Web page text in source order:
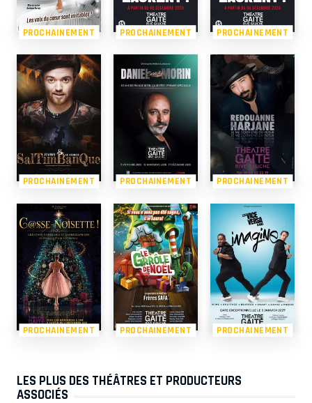
PROCHAINEMENT PROCHAINEMENT PROCHAINEMENT
PROCHAINEMENT PROCHAINEMENT PROCHAINEMENT
PROCHAINEMENT PROCHAINEMENT PROCHAINEMENT
LES PLUS DES THÉÂTRES ET PRODUCTEURS
ASSOCIÉS